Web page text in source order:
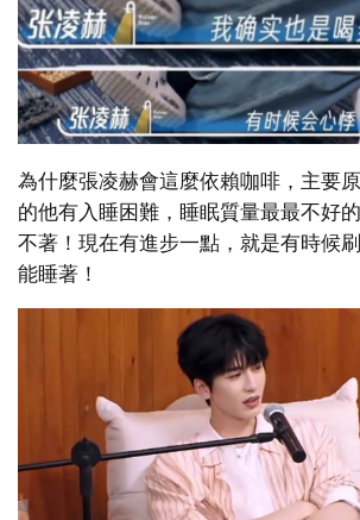
為什麼張凌赫會這麼依賴咖啡，主要
的他有入睡困難，睡眠質量最最不好
不著！現在有進步一點，就是有時候
能睡著！